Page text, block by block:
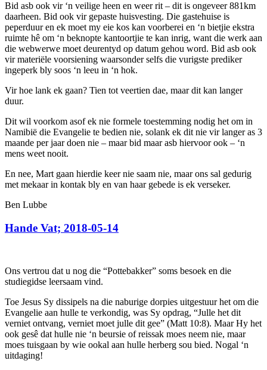
Bid asb ook vir ‘n veilige heen en weer rit – dit is ongeveer 881km
daarheen. Bid ook vir gepaste huisvesting. Die gastehuise is
peperduur en ek moet my eie kos kan voorberei en ‘n bietjie ekstra
ruimte hê om ‘n beknopte kantoortjie te kan inrig, want die werk aan
die webwerwe moet deurentyd op datum gehou word. Bid asb ook
vir materiële voorsiening waarsonder selfs die vurigste prediker
ingeperk bly soos ‘n leeu in ‘n hok.
Vir hoe lank ek gaan? Tien tot veertien dae, maar dit kan langer
duur.
Dit wil voorkom asof ek nie formele toestemming nodig het om in
Namibië die Evangelie te bedien nie, solank ek dit nie vir langer as 3
maande per jaar doen nie – maar bid maar asb hiervoor ook – ‘n
mens weet nooit.
En nee, Mart gaan hierdie keer nie saam nie, maar ons sal gedurig
met mekaar in kontak bly en van haar gebede is ek verseker.
Ben Lubbe
Hande Vat; 2018-05-14
Ons vertrou dat u nog die “Pottebakker” soms besoek en die
studiegidse leersaam vind.
Toe Jesus Sy dissipels na die naburige dorpies uitgestuur het om die
Evangelie aan hulle te verkondig, was Sy opdrag, “Julle het dit
verniet ontvang, verniet moet julle dit gee” (Matt 10:8). Maar Hy het
ook gesê dat hulle nie ‘n beursie of reissak moes neem nie, maar
moes tuisgaan by wie ookal aan hulle herberg sou bied. Nogal ‘n
uitdaging!